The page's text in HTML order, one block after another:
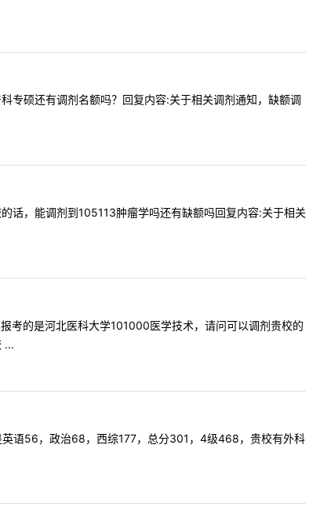
硕还有调剂名额吗？回复内容:关于相关调剂通知，缺额调
，能调剂到105113肿瘤学吗还有缺额吗回复内容:关于相关
的是河北医科大学101000医学技术，请问可以调剂贵校的
...
语56，政治68，西综177，总分301，4级468，贵校有外科